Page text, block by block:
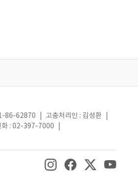
86-62870 고충처리인 : 김성환
화 : 02-397-7000